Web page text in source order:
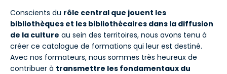
Conscients du rôle central que jouent les
bibliothèques et les bibliothécaires dans la diffusion
de la culture au sein des territoires, nous avons tenu à
créer ce catalogue de formations qui leur est destiné.
Avec nos formateurs, nous sommes très heureux de
contribuer à transmettre les fondamentaux du